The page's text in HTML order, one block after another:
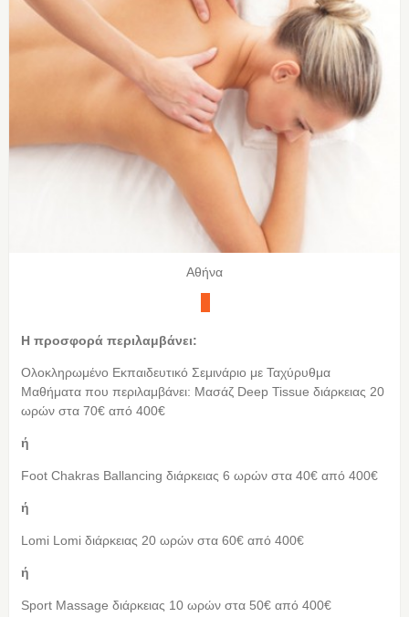
Αθήνα
Η προσφορά περιλαμβάνει:
Oλοκληρωμένο Eκπαιδευτικό Σεμινάριο με Ταχύρυθμα
Μαθήματα που περιλαμβάνει: Μασάζ Deep Tissue διάρκειας 20
ωρών στα 70€ από 400€
ή
Foot Chakras Ballancing διάρκειας 6 ωρών στα 40€ από 400€
ή
Lomi Lomi διάρκειας 20 ωρών στα 60€ από 400€
ή
Sport Massage διάρκειας 10 ωρών στα 50€ από 400€